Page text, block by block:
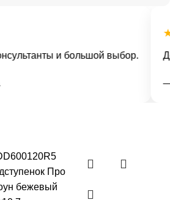
и большой выбор.
—